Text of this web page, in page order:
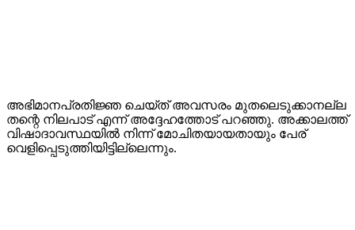
അഭിമാനപ്രതിജ്ഞ ചെയ്ത് അവസരം മുതലെടുക്കാനല്ല
തന്റെ നിലപാട് എന്ന് അദ്ദേഹത്തോട് പറഞ്ഞു. അക്കാലത്ത്
വിഷാദാവസ്ഥയിൽ നിന്ന് മോചിതയായതായും പേര്
വെളിപ്പെടുത്തിയിട്ടില്ലെന്നും.